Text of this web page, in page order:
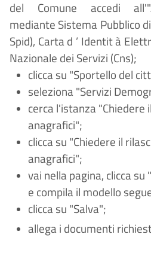
del Comune accedi
mediante Sistema Pubblico
Spid), Carta d ’ Identità
Nazionale dei Servizi (Cns);
clicca su "Sportello del
seleziona "Servizi
cerca l'istanza "Chiedere
anagrafici";
clicca su "Chiedere il
anagrafici";
vai nella pagina, clicca
e compila il modello
clicca su "Salva";
allega i documenti